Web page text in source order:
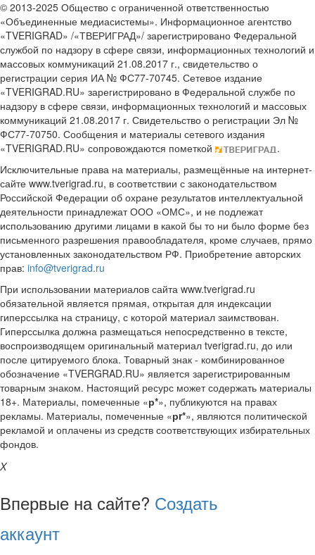
© 2013-2025 Общество с ограниченной ответственностью
«Объединенные медиасистемы». Информационное агентство
«TVERIGRAD» /«ТВЕРИГРАД»/ зарегистрировано Федеральной
службой по надзору в сфере связи, информационных технологий и
массовых коммуникаций 21.08.2017 г., свидетельство о
регистрации серия ИА № ФС77-70745. Сетевое издание
«TVERIGRAD.RU» зарегистрировано в Федеральной службе по
надзору в сфере связи, информационных технологий и массовых
коммуникаций 21.08.2017 г. Свидетельство о регистрации Эл №
ФС77-70750. Сообщения и материалы сетевого издания
«TVERIGRAD.RU» сопровождаются пометкой
.
Исключительные права на материалы, размещённые на интернет-
сайте www.tverigrad.ru, в соответствии с законодательством
Российской Федерации об охране результатов интеллектуальной
деятельности принадлежат ООО «ОМС», и не подлежат
использованию другими лицами в какой бы то ни было форме без
письменного разрешения правообладателя, кроме случаев, прямо
установленных законодательством РФ. Приобретение авторских
прав: info@tverigrad.ru
При использовании материалов сайта www.tverigrad.ru
обязательной является прямая, открытая для индексации
гиперссылка на страницу, с которой материал заимствован.
Гиперссылка должна размещаться непосредственно в тексте,
воспроизводящем оригинальный материал tverigrad.ru, до или
после цитируемого блока. Товарный знак - комбинированное
обозначение «TVERGRAD.RU» является зарегистрированным
товарным знаком. Настоящий ресурс может содержать материалы
18+. Материалы, помеченные «р*», публикуются на правах
рекламы. Материалы, помеченные «рr*», являются политической
рекламой и оплачены из средств соответствующих избирательных
фондов.
X
Впервые на сайте? Создать
аккаунт